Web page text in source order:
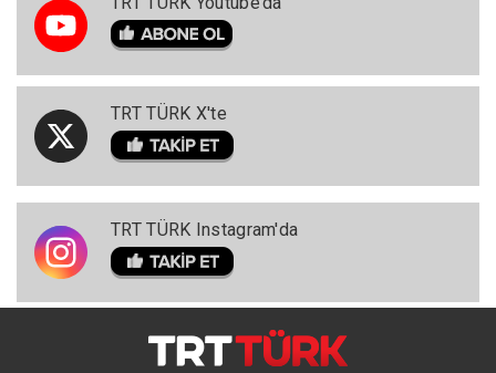
TRT TÜRK X'te
TRT TÜRK Instagram'da